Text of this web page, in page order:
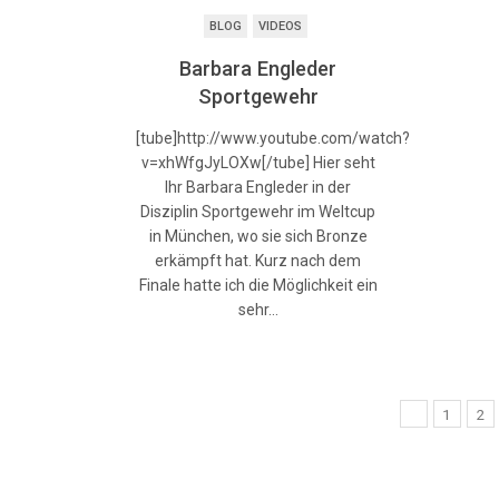
BLOG VIDEOS
Barbara Engleder
Sportgewehr
[tube]http://www.youtube.com/watch?
v=xhWfgJyLOXw[/tube] Hier seht
Ihr Barbara Engleder in der
Disziplin Sportgewehr im Weltcup
in München, wo sie sich Bronze
erkämpft hat. Kurz nach dem
Finale hatte ich die Möglichkeit ein
sehr…
1 2